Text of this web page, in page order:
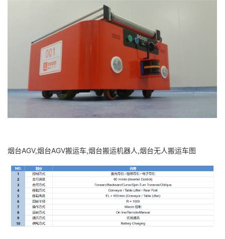
烟台AGV,烟台AGV搬运车,烟台搬运机器人,烟台无人搬运车图